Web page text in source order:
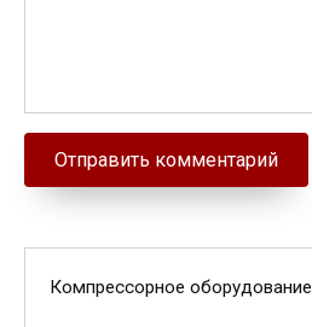
Компрессорное оборудование